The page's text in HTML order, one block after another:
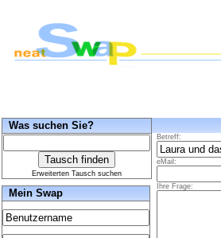
Was suchen Sie?
Erweiterten Tausch suchen
Mein Swap
Betreff:
eMail:
Ihre Frage: